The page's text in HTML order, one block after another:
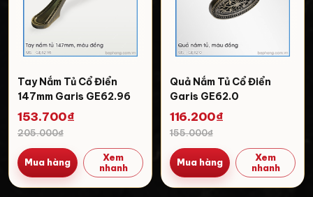
Tay Nắm Tủ Cổ Điển
147mm Garis GE62.96
153.700₫
205.000₫
Mua hàng
Xem
nhanh
Quả Nắm Tủ Cổ Điển
Garis GE62.0
116.200₫
155.000₫
Mua hàng
Xem
nhanh